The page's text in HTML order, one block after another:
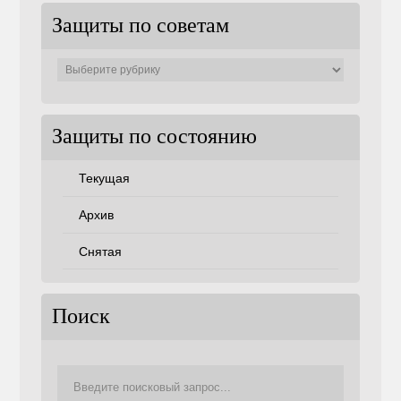
Защиты по советам
Защиты по состоянию
Текущая
Архив
Снятая
Поиск